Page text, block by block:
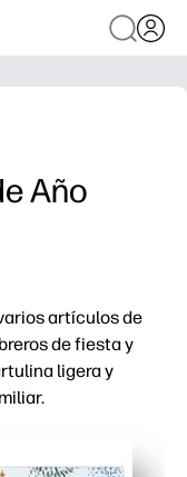
Año
artículos de
de fiesta y
ligera y